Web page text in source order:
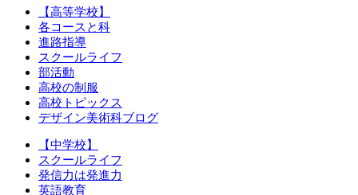
【高等学校】
各コースと科
進路指導
スクールライフ
部活動
高校の制服
高校トピックス
デザイン美術科ブログ
【中学校】
スクールライフ
発信力は発進力
英語教育